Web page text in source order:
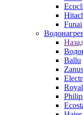
Funai
Ballu